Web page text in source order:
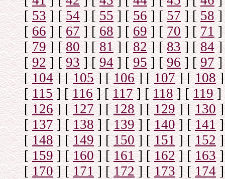
[53] [54] [55] [56] [57] [58]
[66] [67] [68] [69] [70] [71]
[79] [80] [81] [82] [83] [84]
[92] [93] [94] [95] [96] [97]
[104] [105] [106] [107] [108]
[115] [116] [117] [118] [119]
[126] [127] [128] [129] [ 130]
[137] [138] [139] [140] [141]
[148] [149] [150] [151] [152]
[159] [160] [161] [162] [163]
[170] [171] [172] [173] [174]